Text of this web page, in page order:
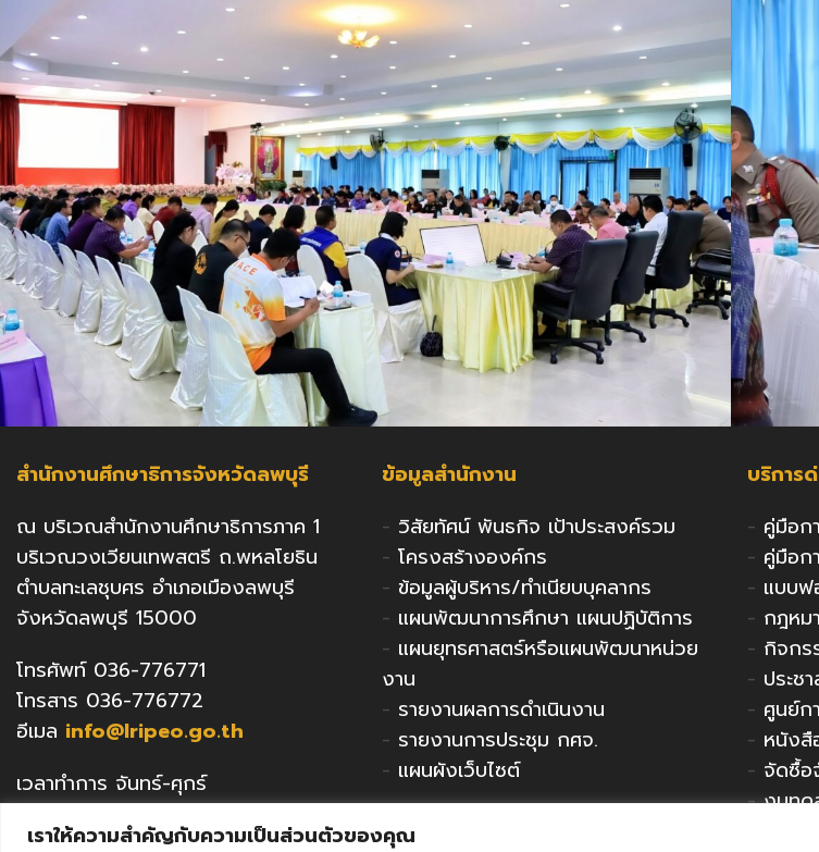
เราให้ความสำคัญกับความเป็นส่วนตัวของคุณ
สำนักงานศึกษาธิการจังหวัดลพบุรี
ณ บริเวณสำนักงานศึกษาธิการภาค 1
บริเวณวงเวียนเทพสตรี ถ.พหลโยธิน
ตำบลทะเลชุบศร อำเภอเมืองลพบุรี
จังหวัดลพบุรี 15000
โทรศัพท์ 036-776771
โทรสาร 036-776772
อีเมล info@lripeo.go.th
เวลาทำการ จันทร์-ศุกร์
ข้อมูลสำนักงาน
- วิสัยทัศน์ พันธกิจ เป้าประสงค์รวม
- โครงสร้างองค์กร
- ข้อมูลผู้บริหาร/ทำเนียบบุคลากร
- แผนพัฒนาการศึกษา แผนปฏิบัติการ
- แผนยุทธศาสตร์หรือแผนพัฒนาหน่วย
งาน
- รายงานผลการดำเนินงาน
- รายงานการประชุม กศจ.
- แผนผังเว็บไซต์
บริการ
- คู่มือก
- คู่มือก
- แบบฟ
- กฎหม
- กิจกร
- ประช
- ศูนย์ก
- หนังสื
- จัดซื้อ
-งบทด